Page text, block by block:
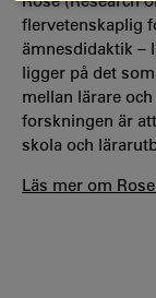
flervetenskaplig
ämnesdidaktik –
ligger på det
mellan lärare
forskningen är
skola och
Läs mer om